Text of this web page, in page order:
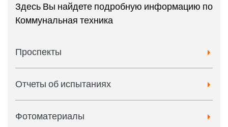
Здесь Вы найдете подробную информацию по
Коммунальная техника
Проспекты
Отчеты об испытаниях
Фотоматериалы